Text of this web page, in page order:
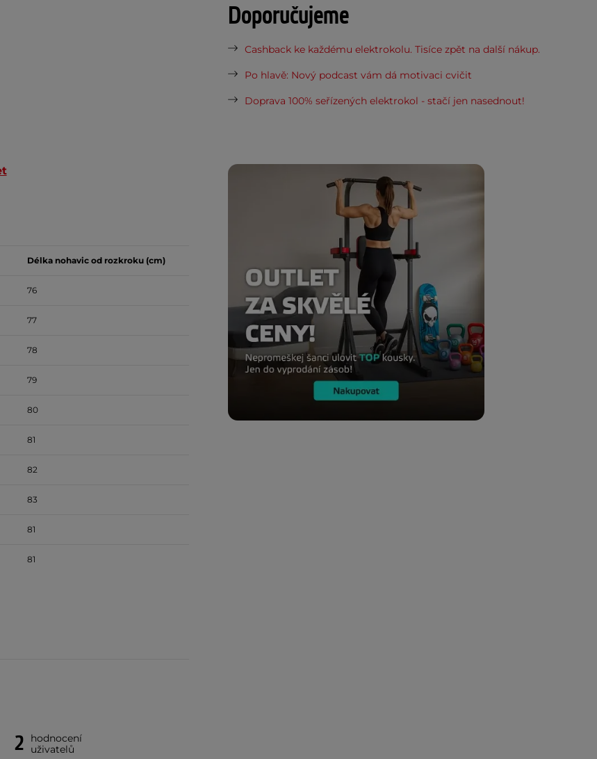
Délka nohavic od rozkroku (cm)
76
77
78
79
80
81
82
83
81
81
2
hodnocení
uživatelů
Doporučujeme
Cashback ke každému elektrokolu. Tisíce zpět na další nákup.
Po hlavě: Nový podcast vám dá motivaci cvičit
Doprava 100% seřízených elektrokol - stačí jen nasednout!